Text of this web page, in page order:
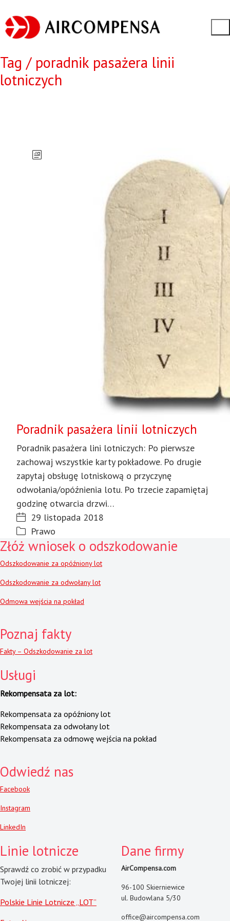
Tag / poradnik pasażera linii
lotniczych
Poradnik pasażera linii lotniczych
Poradnik pasażera lini lotniczych: Po pierwsze
zachowaj wszystkie karty pokładowe. Po drugie
zapytaj obsługę lotniskową o przyczynę
odwołania/opóźnienia lotu. Po trzecie zapamiętaj
godzinę otwarcia drzwi…
29 listopada 2018
Prawo
Złóż wniosek o odszkodowanie
Odszkodowanie za opóźniony lot
Odszkodowanie za odwołany lot
Odmowa wejścia na pokład
Poznaj fakty
Fakty – Odszkodowanie za lot
Usługi
Rekompensata za lot:
Rekompensata za opóźniony lot
Rekompensata za odwołany lot
Rekompensata za odmowę wejścia na pokład
Odwiedź nas
Facebook
Instagram
LinkedIn
Linie lotnicze
Sprawdź co zrobić w przypadku
Twojej linii lotniczej:
Polskie Linie Lotnicze „LOT”
Dane firmy
AirCompensa.com
96-100 Skierniewice
ul. Budowlana 5/30
office@aircompensa.com